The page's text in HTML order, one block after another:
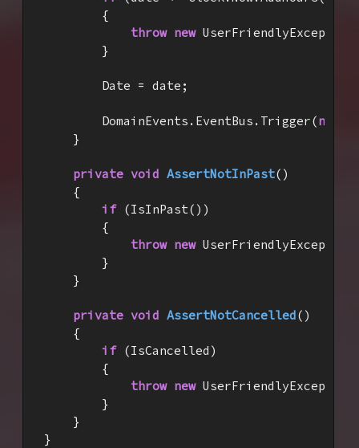
        {
throw new
        }
        Date = date;
        DomainEvents.EventBus.Trigger(
new
    }
private void AssertNotInPast( )
{
if (IsInPast())
        {
throw new
        }
    }
private void AssertNotCancelled( )
{
if (IsCancelled)
        {
throw new
        }
    }
}